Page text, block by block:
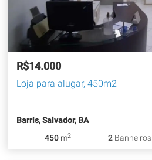
R$14.000
Loja para alugar, 450m2
Barris, Salvador, BA
450 m2 2Banheiros